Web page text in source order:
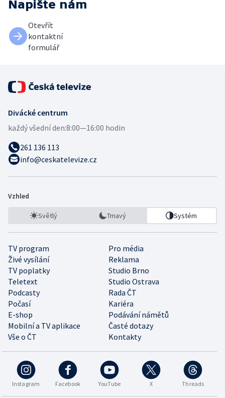
Napište nám
Otevřít
kontaktní
formulář
Divácké centrum
každý všední den:8:00—16:00 hodin
261 136 113
info@ceskatelevize.cz
Vzhled
Světlý Tmavý Systém
TV program
Pro média
Živé vysílání
Reklama
TV poplatky
Studio Brno
Teletext
Studio Ostrava
Podcasty
Rada ČT
Počasí
Kariéra
E-shop
Podávání námětů
Mobilní a TV aplikace
Časté dotazy
Vše o ČT
Kontakty
Instagram Facebook YouTube X Threads